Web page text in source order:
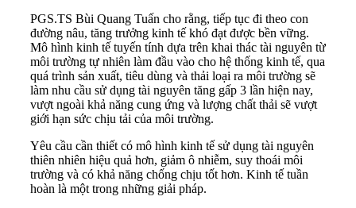
PGS.TS Bùi Quang Tuấn cho rằng, tiếp tục đi theo con
đường nâu, tăng trưởng kinh tế khó đạt được bền vững.
Mô hình kinh tế tuyến tính dựa trên khai thác tài nguyên từ
môi trường tự nhiên làm đầu vào cho hệ thống kinh tế, qua
quá trình sản xuất, tiêu dùng và thải loại ra môi trường sẽ
làm nhu cầu sử dụng tài nguyên tăng gấp 3 lần hiện nay,
vượt ngoài khả năng cung ứng và lượng chất thải sẽ vượt
giới hạn sức chịu tải của môi trường.
Yêu cầu cần thiết có mô hình kinh tế sử dụng tài nguyên
thiên nhiên hiệu quả hơn, giảm ô nhiễm, suy thoái môi
trường và có khả năng chống chịu tốt hơn. Kinh tế tuần
hoàn là một trong những giải pháp.